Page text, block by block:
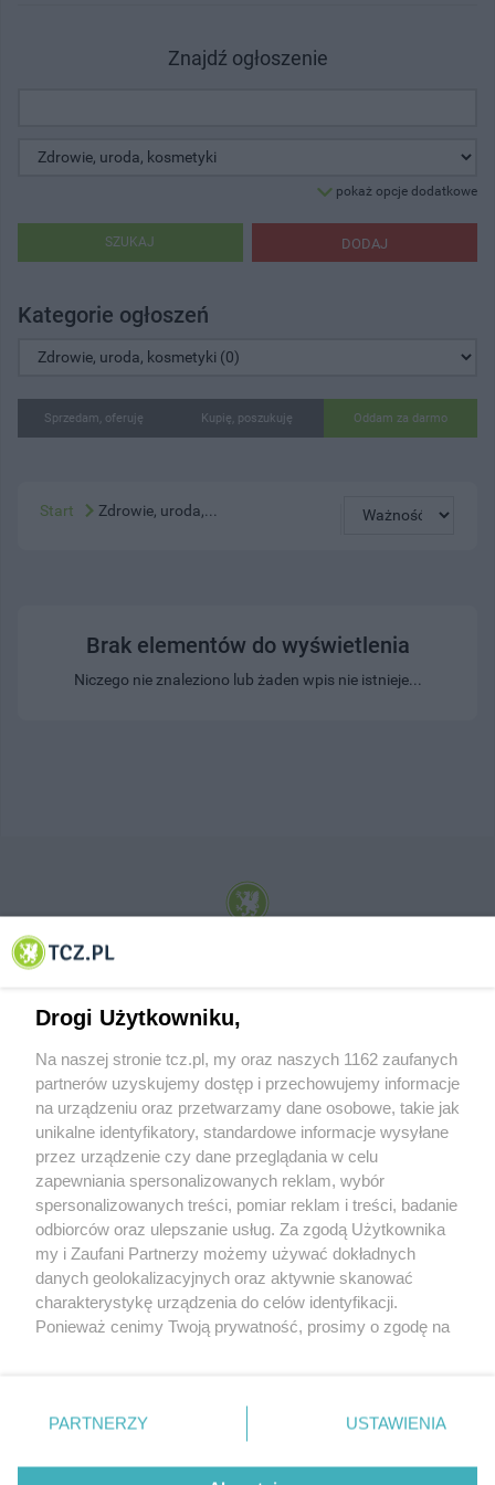
Znajdź ogłoszenie
pokaż opcje dodatkowe
DODAJ
SZUKAJ
Kategorie ogłoszeń
Sprzedam, oferuję Kupię, poszukuję Oddam za darmo
Start Zdrowie, uroda,...
Brak elementów do wyświetlenia
Niczego nie znaleziono lub żaden wpis nie istnieje...
© 2001-2026 Tczew - TCZ.PL Sp. z o.o. Internetowy Serwis Informacyjny Miasta
O FIRMIE POLITYKA PRYWATNOŚCI HOSTING
REKLAMA WSPÓŁPRACA RSS FACEBOOK KONTAKT
Nasze serwisy
Aktualności
Tcz24
Historia miasta
Muzyka i kultura
Archiwum wydarzeń
Zdjęcia miasta
Drogi Użytkowniku,
Na naszej stronie tcz.pl, my oraz naszych 1162 zaufanych
partnerów uzyskujemy dostęp i przechowujemy informacje
na urządzeniu oraz przetwarzamy dane osobowe, takie jak
unikalne identyfikatory, standardowe informacje wysyłane
przez urządzenie czy dane przeglądania w celu
zapewniania spersonalizowanych reklam, wybór
spersonalizowanych treści, pomiar reklam i treści, badanie
odbiorców oraz ulepszanie usług. Za zgodą Użytkownika
my i Zaufani Partnerzy możemy używać dokładnych
danych geolokalizacyjnych oraz aktywnie skanować
charakterystykę urządzenia do celów identyfikacji.
Ponieważ cenimy Twoją prywatność, prosimy o zgodę na
znajdujący się w lewym dolnym rogu strony
. Niektóre
PARTNERZY USTAWIENIA